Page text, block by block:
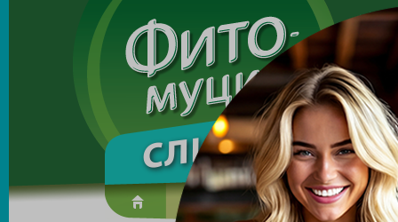
Made in the UK
О препарате Усиль эффект